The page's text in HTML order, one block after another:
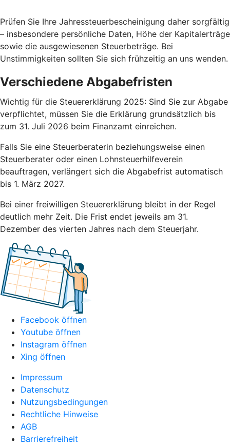
Prüfen Sie Ihre Jahressteuerbescheinigung daher sorgfältig
– insbesondere persönliche Daten, Höhe der Kapitalerträge
sowie die ausgewiesenen Steuerbeträge. Bei
Unstimmigkeiten sollten Sie sich frühzeitig an uns wenden.
Verschiedene Abgabefristen
Wichtig für die Steuererklärung 2025: Sind Sie zur Abgabe
verpflichtet, müssen Sie die Erklärung grundsätzlich bis
zum 31. Juli 2026 beim Finanzamt einreichen.
Falls Sie eine Steuerberaterin beziehungsweise einen
Steuerberater oder einen Lohnsteuerhilfeverein
beauftragen, verlängert sich die Abgabefrist automatisch
bis 1. März 2027.
Bei einer freiwilligen Steuererklärung bleibt in der Regel
deutlich mehr Zeit. Die Frist endet jeweils am 31.
Dezember des vierten Jahres nach dem Steuerjahr.
Facebook öffnen
Youtube öffnen
Instagram öffnen
Xing öffnen
Impressum
Datenschutz
Nutzungsbedingungen
Rechtliche Hinweise
AGB
Barrierefreiheit